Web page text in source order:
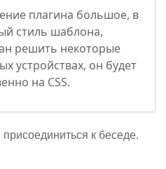
плагина большое, в
стиль шаблона,
решить некоторые
устройствах, он будет
на CSS.
к беседе.